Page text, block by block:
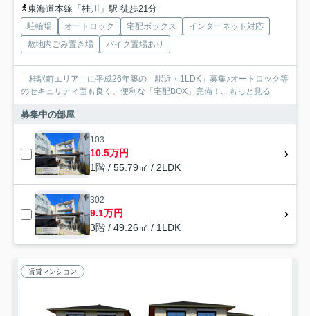
東海道本線「桂川」駅 徒歩21分
駐輪場 オートロック 宅配ボックス
インターネット対応
敷地内ごみ置き場
バイク置場あり
「桂駅前エリア」に平成26年築の「駅近・1LDK」募集♪オートロック等
のセキュリティ面も良く、便利な「宅配BOX」完備！... もっと見る
募集中の部屋
103
10.5万円
1階 / 55.79㎡ / 2LDK
302
9.1万円
3階 / 49.26㎡ / 1LDK
賃貸マンション